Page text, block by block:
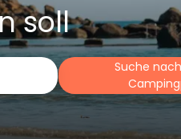
soll
Suche